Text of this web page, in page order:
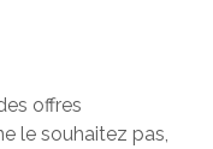
offres
le souhaitez pas,